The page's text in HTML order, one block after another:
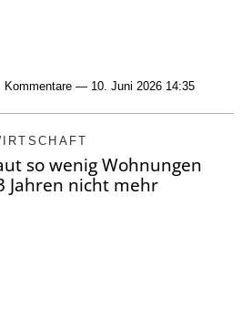
Kommentare — 10. Juni 2026 14:35
so wenig Wohnungen
Jahren nicht mehr